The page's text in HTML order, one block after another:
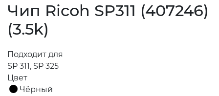
Чип Ricoh SP311 (407246)
(3.5k)
Подходит для
SP 311, SP 325
Цвет
Чёрный